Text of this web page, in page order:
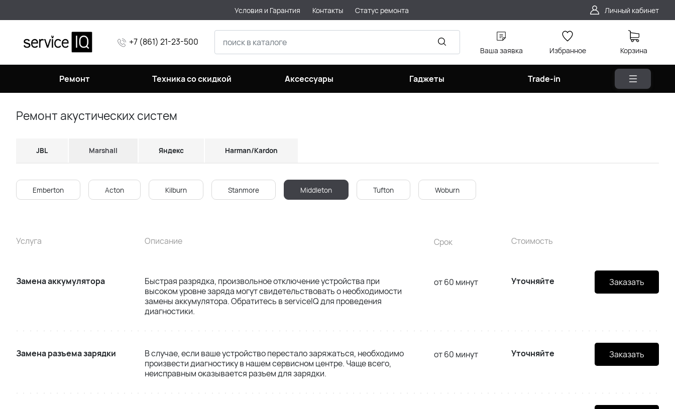
Условия и Гарантия Контакты Статус ремонта Личный кабинет
+7 (861) 21-23-500
Ваша заявка Избранное Корзина
Ремонт Техника со скидкой Аксессуары Гаджеты Trade-in
Ремонт акустических систем
JBL Marshall Яндекс Harman/Kardon
Emberton Acton Kilburn Stanmore Middleton Tufton Woburn
Услуга Срок
Описание Стоимость
Замена аккумулятора от 60 минут
Быстрая разрядка, произвольное отключение устройства при
высоком уровне заряда могут свидетельствовать о необходимости
замены аккумулятора. Обратитесь в serviceIQ для проведения
диагностики.
Уточняйте Заказать
Замена разъема зарядки от 60 минут
В случае, если ваше устройство перестало заряжаться, необходимо
произвести диагностику в нашем сервисном центре. Чаще всего,
неисправным оказывается разъем для зарядки.
Уточняйте Заказать